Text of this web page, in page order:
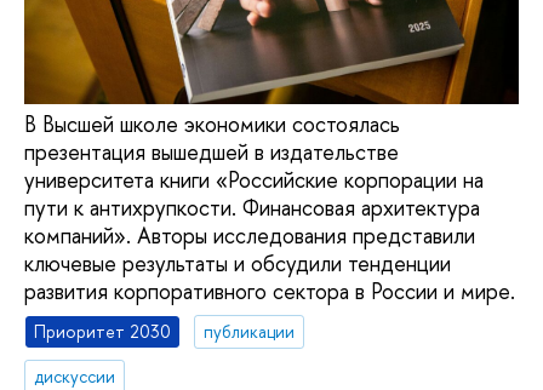
В Высшей школе экономики состоялась
презентация вышедшей в издательстве
университета книги «Российские корпорации на
пути к антихрупкости. Финансовая архитектура
компаний». Авторы исследования представили
ключевые результаты и обсудили тенденции
развития корпоративного сектора в России и мире.
Приоритет 2030
публикации
дискуссии